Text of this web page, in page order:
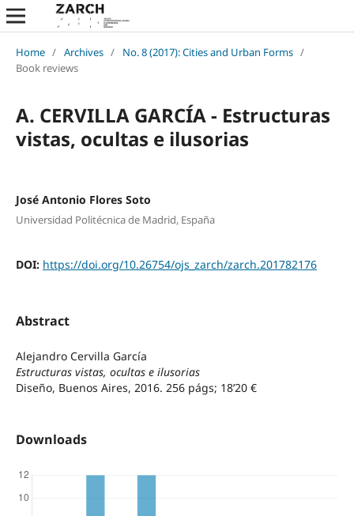
Home / Archives / No. 8 (2017): Cities and Urban Forms /
Book reviews
A. CERVILLA GARCÍA - Estructuras
vistas, ocultas e ilusorias
José Antonio Flores Soto
Universidad Politécnica de Madrid, España
DOI: https://doi.org/10.26754/ojs_zarch/zarch.201782176
Abstract
Alejandro Cervilla García
Estructuras vistas, ocultas e ilusorias
Diseño, Buenos Aires, 2016. 256 págs; 18’20 €
Downloads